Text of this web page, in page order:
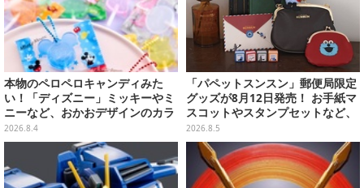
本物のペロペロキャンディみた
い！「ディズニー」ミッキーやミ
ニーなど、おかおデザインのカラ
フルチャーム全10種が8月31日発
売
2026.8.4
「パペットスンスン」郵便局限定
グッズが8月12日発売！ お手紙マ
スコットやスタンプセットなど、
可愛すぎる全5アイテムがライン
ナップ
2026.8.5